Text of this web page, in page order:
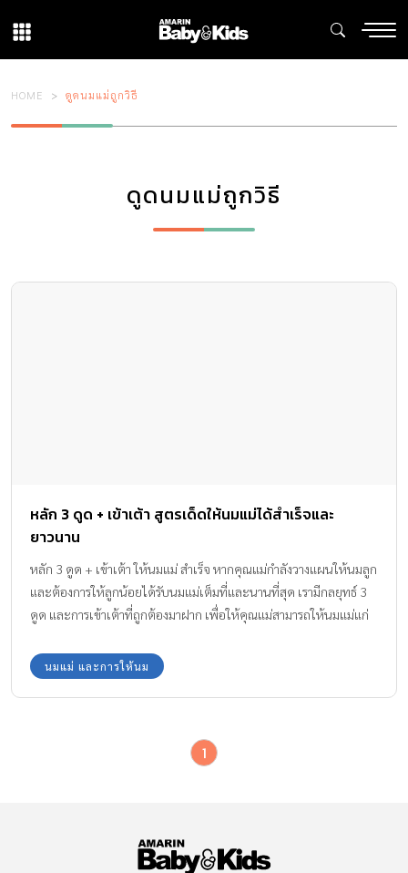
HOME ดูดนมแม่ถูกวิธี
ดูดนมแม่ถูกวิธี
หลัก 3 ดูด + เข้าเต้า สูตรเด็ดให้นมแม่ได้สำเร็จและ
ยาวนาน
หลัก 3 ดูด + เข้าเต้า ให้นมแม่ สำเร็จ หากคุณแม่กำลังวางแผนให้นมลูก
และต้องการให้ลูกน้อยได้รับนมแม่เต็มที่และนานที่สุด เรามีกลยุทธ์ 3
ดูด และการเข้าเต้าที่ถูกต้องมาฝาก เพื่อให้คุณแม่สามารถให้นมแม่แก่
นมแม่ และการให้นม
1